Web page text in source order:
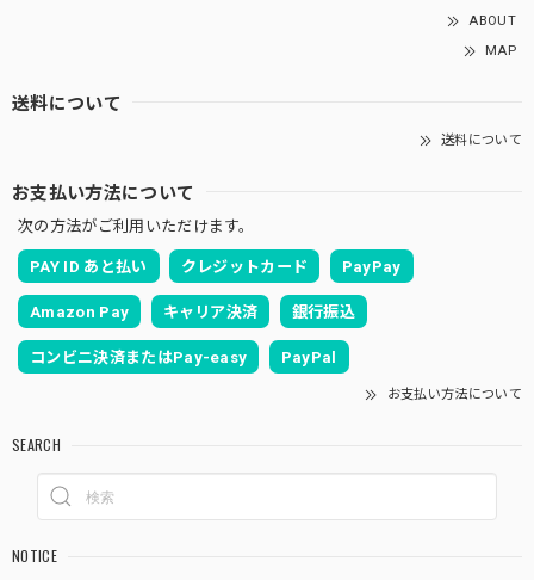
ABOUT
MAP
送料について
送料について
お支払い方法について
次の方法がご利用いただけます。
PAY ID あと払い クレジットカード PayPay
Amazon Pay キャリア決済 銀行振込
コンビニ決済またはPay-easy PayPal
お支払い方法について
SEARCH
NOTICE